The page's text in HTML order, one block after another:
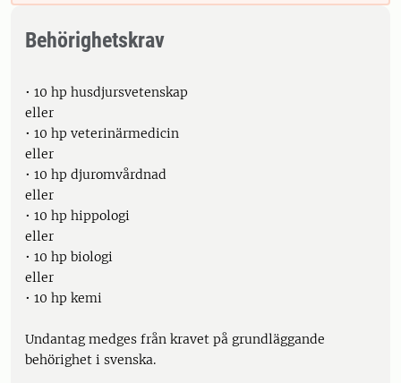
Behörighetskrav
• 10 hp husdjursvetenskap
eller
• 10 hp veterinärmedicin
eller
• 10 hp djuromvårdnad
eller
• 10 hp hippologi
eller
• 10 hp biologi
eller
• 10 hp kemi
Undantag medges från kravet på grundläggande
behörighet i svenska.